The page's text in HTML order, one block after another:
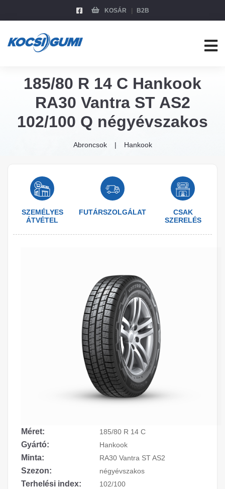
KOSÁR B2B
185/80 R 14 C Hankook
RA30 Vantra ST AS2
102/100 Q négyévszakos
Abroncsok Hankook
SZEMÉLYES
ÁTVÉTEL
FUTÁRSZOLGÁLAT
CSAK
SZERELÉS
Méret: 185/80 R 14 C
Gyártó: Hankook
Minta: RA30 Vantra ST AS2
Szezon: négyévszakos
Terhelési index: 102/100